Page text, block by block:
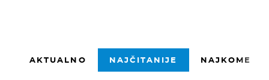
AKTUALNO NAJČITANIJE